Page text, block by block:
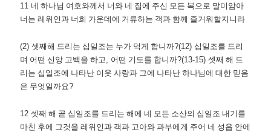
11네 하나님 여호와께서 너와 네 집에 주신 모든 복으로 말미암아
너는 레위인과 너희 가운데에 거류하는 객과 함께 즐거워할지니라
(2)셋째해 드리는 십일조는 누가 먹게 합니까?(12) 십일조를 드리
며 어떤 신앙 고백을 하고, 어떤 기도를 합니까?(13-15)셋째 해 드
리는 십일조에 나타난 이웃 사랑과 그에 나타난 하나님에 대한 믿음
은 무엇일까요?
12셋째 해 곧 십일조를 드리는 해에 네 모든 소산의 십일조 내기를
마친 후에 그것을 레위인과 객과 고아와 과부에게 주어 네 성읍 안에